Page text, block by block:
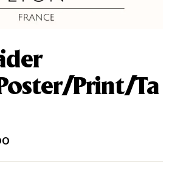
Print/Ta